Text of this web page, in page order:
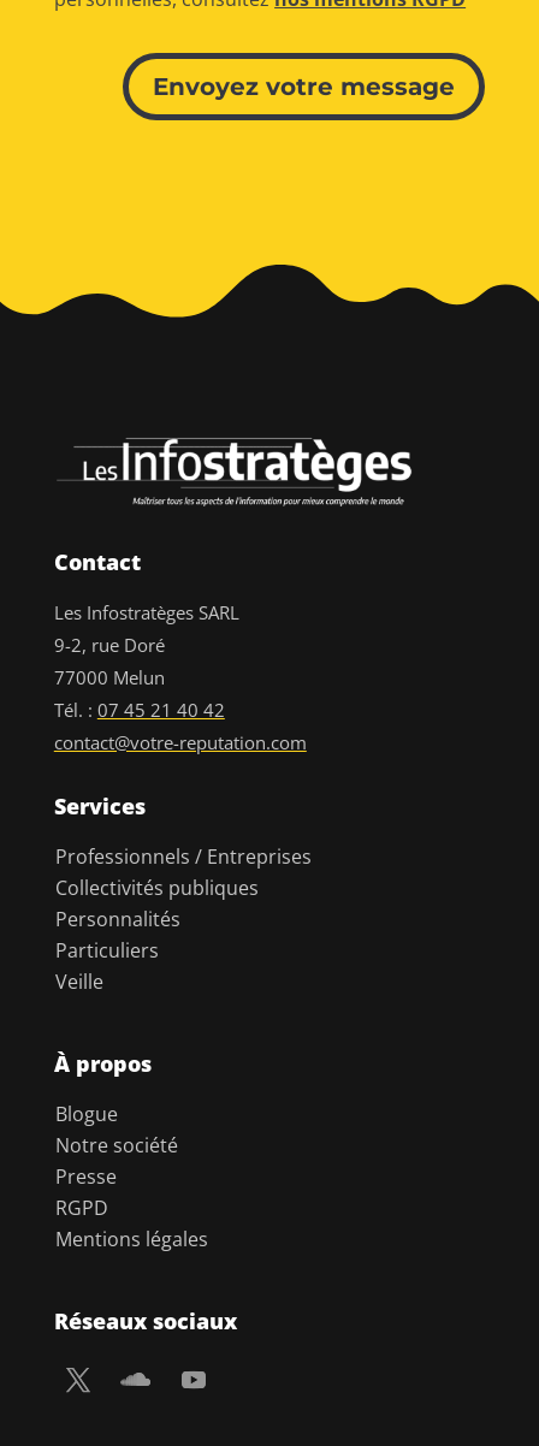
Envoyez votre message
Contact
Les Infostratèges SARL
9-2, rue Doré
77000 Melun
Tél. : 07 45 21 40 42
contact@votre-reputation.com
Services
Professionnels / Entreprises
Collectivités publiques
Personnalités
Particuliers
Veille
À propos
Blogue
Notre société
Presse
RGPD
Mentions légales
Réseaux sociaux